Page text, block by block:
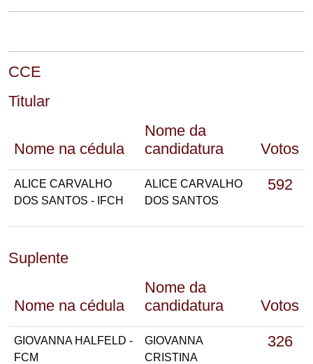
CCE
Titular
Nome na cédula
Nome da
candidatura
Votos
ALICE CARVALHO
DOS SANTOS - IFCH
ALICE CARVALHO
DOS SANTOS
592
Suplente
Nome na cédula
Nome da
candidatura
Votos
GIOVANNA HALFELD -
FCM
GIOVANNA
CRISTINA
326